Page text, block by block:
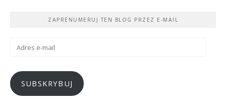
ZAPRENUMERUJ TEN BLOG PRZEZ E-MAIL
SUBSKRYBUJ